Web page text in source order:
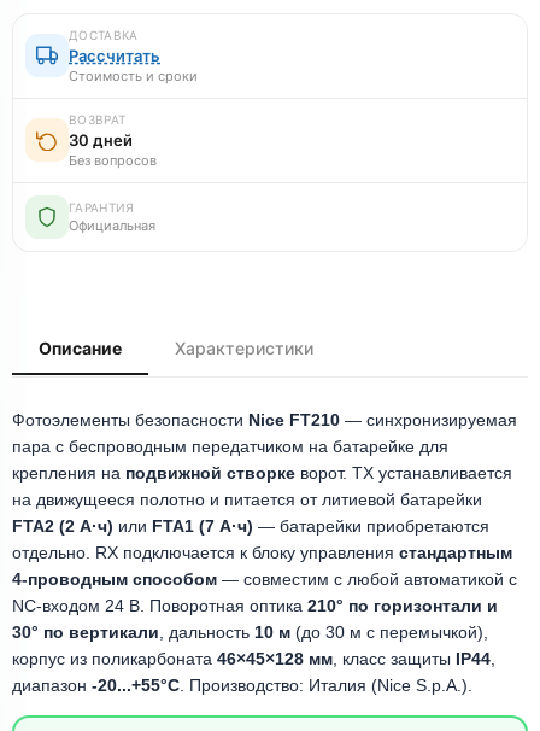
ДОСТАВКА
Рассчитать
Стоимость и сроки
ВОЗВРАТ
30 дней
Без вопросов
ГАРАНТИЯ
Официальная
Описание Характеристики
Фотоэлементы безопасности Nice FT210 — синхронизируемая
пара с беспроводным передатчиком на батарейке для
крепления на подвижной створке ворот. TX устанавливается
на движущееся полотно и питается от литиевой батарейки
FTA2 (2 А·ч) или FTA1 (7 А·ч) — батарейки приобретаются
отдельно. RX подключается к блоку управления стандартным
4-проводным способом — совместим с любой автоматикой с
NC-входом 24 В. Поворотная оптика 210° по горизонтали и
30° по вертикали , дальность 10 м (до 30 м с перемычкой),
корпус из поликарбоната 46×45×128 мм , класс защиты IP44
диапазон -20...+55°C . Производство: Италия (Nice S.p.A.).